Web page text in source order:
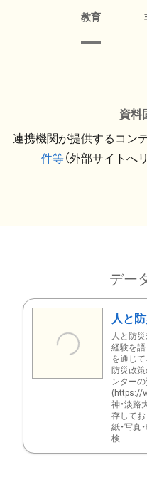
教育
資料
連携機関が提供するコン
件等（外部サイトへ
デー
人と
人と防
経験を語
を通じて
防災政
ンター
(https://
神・淡路
存してお
紙・写真
検...